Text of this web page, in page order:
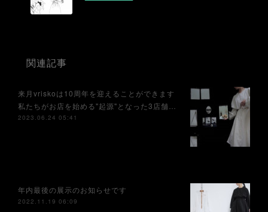
関連記事
来月vriskoは10周年を迎えることができます⁡
私たちがお店を始める"起源"となった3店舗…
2023.06.24 05:41
年内最後の展示のお知らせです
2022.11.19 06:09